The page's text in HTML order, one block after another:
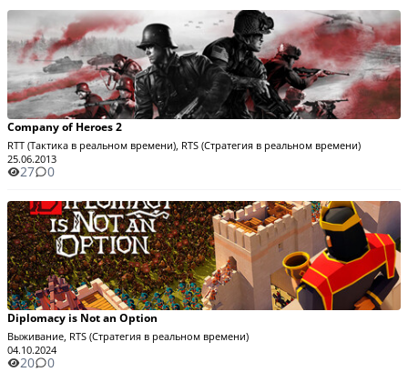
Company of Heroes 2
RTT (Тактика в реальном времени), RTS (Стратегия в реальном времени)
25.06.2013
27 0
Diplomacy is Not an Option
Выживание, RTS (Стратегия в реальном времени)
04.10.2024
20 0